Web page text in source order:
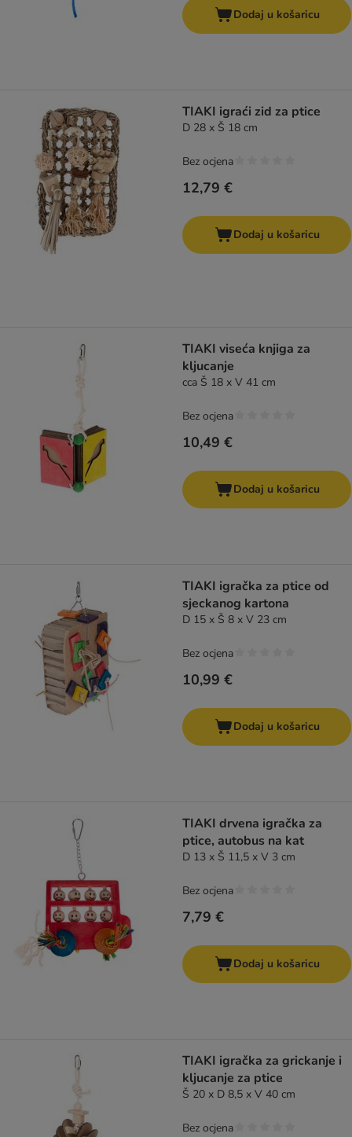
Dodaj u košaricu
TIAKI igraći zid za ptice
D 28 x Š 18 cm
12,79 €
Bez ocjena
Dodaj u košaricu
TIAKI viseća knjiga za
kljucanje
cca Š 18 x V 41 cm
10,49 €
Bez ocjena
Dodaj u košaricu
TIAKI igračka za ptice od
sjeckanog kartona
D 15 x Š 8 x V 23 cm
10,99 €
Bez ocjena
Dodaj u košaricu
TIAKI drvena igračka za
ptice, autobus na kat
D 13 x Š 11,5 x V 3 cm
7,79 €
Bez ocjena
Dodaj u košaricu
TIAKI igračka za grickanje i
kljucanje za ptice
Š 20 x D 8,5 x V 40 cm
Bez ocjena